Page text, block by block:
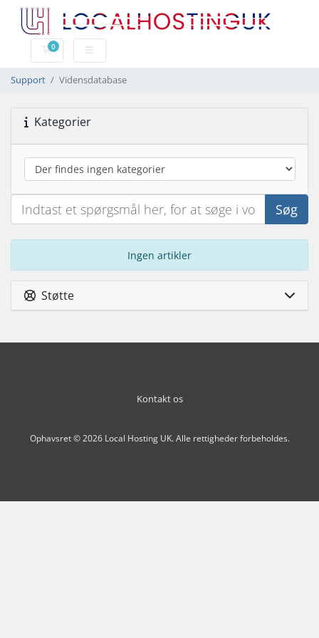
0
Bestillingskurv
Support Vidensdatabase
Kategorier
Søg
Ingen artikler
Støtte
Kontakt os
Ophavsret © 2026 Local Hosting UK. Alle rettigheder forbeholdes.